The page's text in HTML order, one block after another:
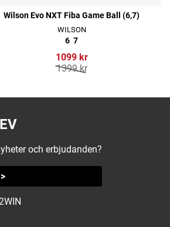
Wilson Evo NXT Fiba Game Ball (6,7)
WILSON
6 7
1099 kr
1399 kr
och erbjudanden?